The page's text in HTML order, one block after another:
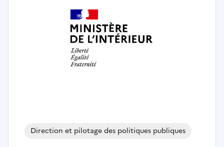
Direction et pilotage des politiques publiques